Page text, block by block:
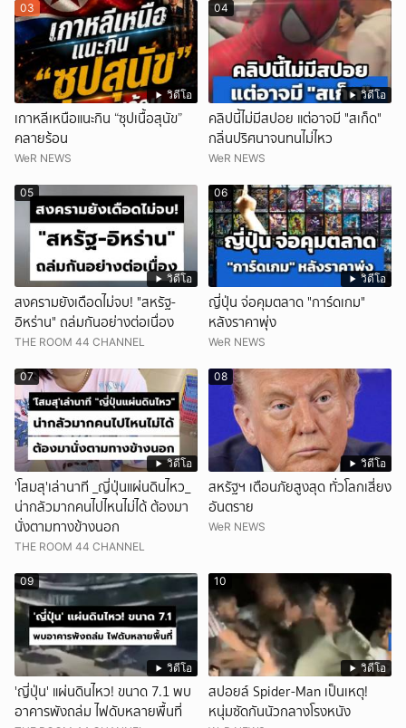
วิดีโอ
03
เกาหลีเหนือแนะกิน “ซุปเนื้อสุนัข”
คลายร้อน
WeR NEWS
วิดีโอ
04
คลิปนี้ไม่มีสปอย แต่อาจมี "สเก็ด"
กลิ่นปริศนาจนทนไม่ไหว
WeR NEWS
วิดีโอ
05
สงครามยังเดือดไม่จบ! "สหรัฐ-
อิหร่าน" ถล่มกันอย่างต่อเนื่อง
THE ROOM 44 CHANNEL
วิดีโอ
06
ญี่ปุ่น จ่อคุมตลาด "การ์ดเกม"
หลังราคาพุ่ง
WeR NEWS
วิดีโอ
07
'โสมสุ'เล่านาที _ญี่ปุ่นแผ่นดินไหว_
น่ากลัวมากคนไปไหนไม่ได้ ต้องมา
นั่งตามทางข้างนอก
THE ROOM 44 CHANNEL
วิดีโอ
08
สหรัฐฯ เตือนภัยสูงสุด ทั่วโลกเสี่ยง
อันตราย
WeR NEWS
วิดีโอ
09
'ญี่ปุ่น' แผ่นดินไหว! ขนาด 7.1 พบ
อาคารพังถล่ม ไฟดับหลายพื้นที่
วิดีโอ
10
สปอยล์ Spider-Man เป็นเหตุ!
หนุ่มซัดกันนัวกลางโรงหนัง